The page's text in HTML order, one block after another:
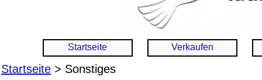
Startseite Verkaufen
Startseite > Sonstiges